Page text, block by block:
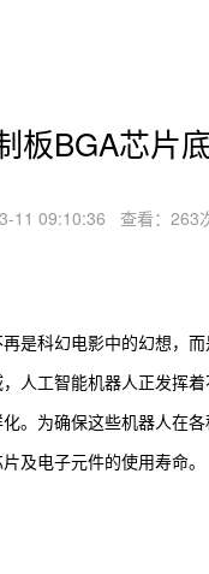
板BGA芯片
11 09:10:36 查看：263
是科幻电影中的幻想，
人工智能机器人正发挥
。为确保这些机器人在
及电子元件的使用寿命。